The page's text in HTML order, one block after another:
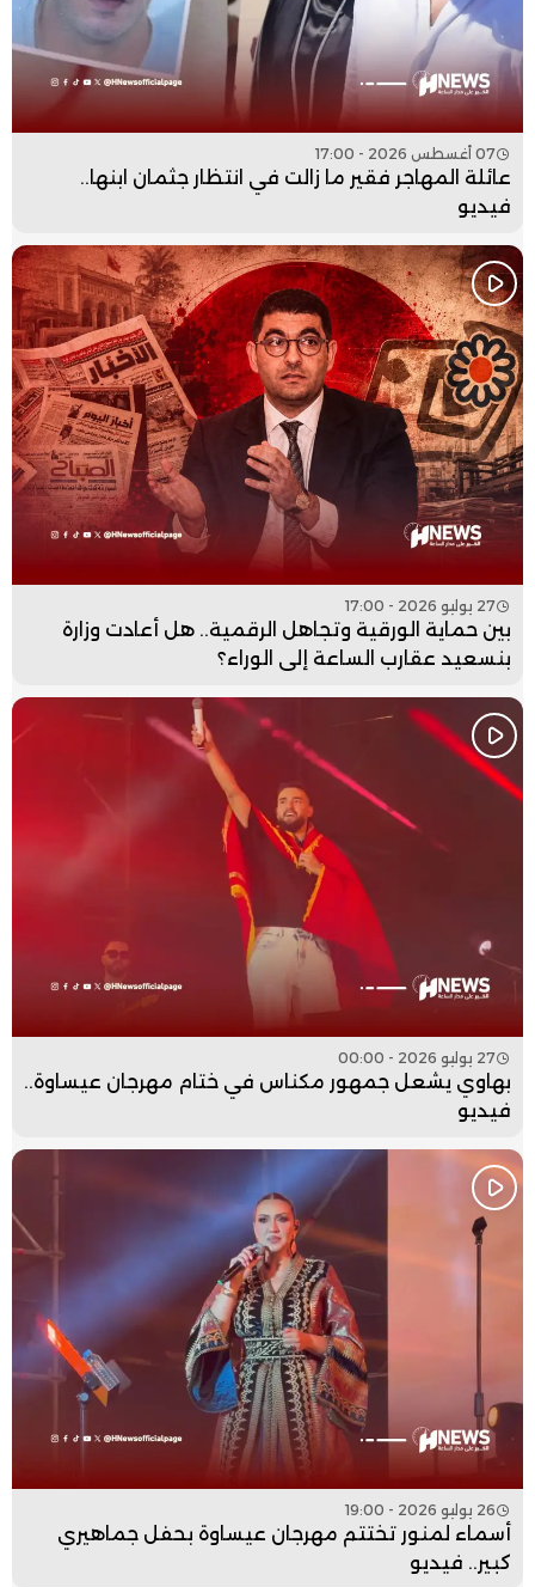
07 أغسطس 2026 - 17:00
عائلة المهاجر فقير ما زالت في انتظار جثمان ابنها..
فيديو
27 يوليو 2026 - 17:00
بين حماية الورقية وتجاهل الرقمية.. هل أعادت وزارة
بنسعيد عقارب الساعة إلى الوراء؟
27 يوليو 2026 - 00:00
بهاوي يشعل جمهور مكناس في ختام مهرجان عيساوة..
فيديو
26 يوليو 2026 - 19:00
أسماء لمنور تختتم مهرجان عيساوة بحفل جماهيري
كبير.. فيديو